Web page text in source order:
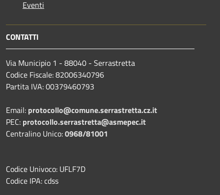
Eventi
CONTATTI
Via Municipio 1 - 88040 - Serrastretta
Codice Fiscale: 82006340796
Partita IVA: 00379460793
Email: protocollo@comune.serrastretta.cz.it
PEC: protocollo.serrastretta@asmepec.it
Centralino Unico:0968/81001
Codice Univoco: UFLF7D
Codice IPA: cdss